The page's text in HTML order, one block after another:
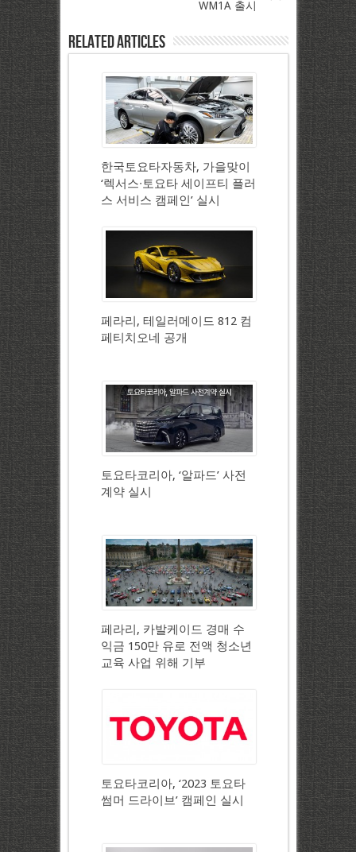
WM1A 출시
Related Articles
한국토요타자동차, 가을맞이
‘렉서스∙토요타 세이프티 플러
스 서비스 캠페인’ 실시
페라리, 테일러메이드 812 컴
페티치오네 공개
토요타코리아, ‘알파드’ 사전
계약 실시
페라리, 카발케이드 경매 수
익금 150만 유로 전액 청소년
교육 사업 위해 기부
토요타코리아, ‘2023 토요타
썸머 드라이브’ 캠페인 실시